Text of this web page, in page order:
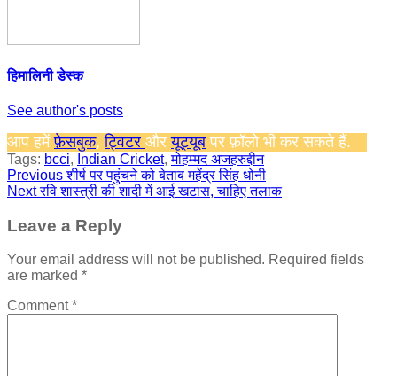
हिमालिनी डेस्क
See author's posts
आप हमेंफ़ेसबुक,ट्विटर औरयूट्यूब पर फ़ॉलो भी कर सकते हैं.
Tags: bcci, Indian Cricket,मोहम्मद अजहरुद्दीन
Continue
Reading
Previousशीर्ष पर पहुंचने को बेताब महेंद्र सिंह धोनी
Nextरवि शास्त्री की शादी में आई खटास, चाहिए तलाक
Leave a Reply
Your email address will not be published. Required fields
are marked *
Comment*